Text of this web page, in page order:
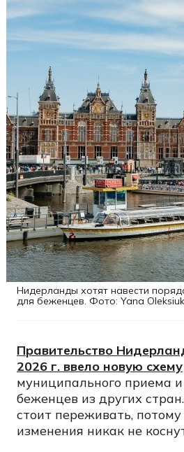
Нидерланды хотят навести
для беженцев. Фото: Yana
Правительство
2026 г. ввело новую схему
муниципального приема
беженцев из других
стоит переживать, потому
изменения никак не